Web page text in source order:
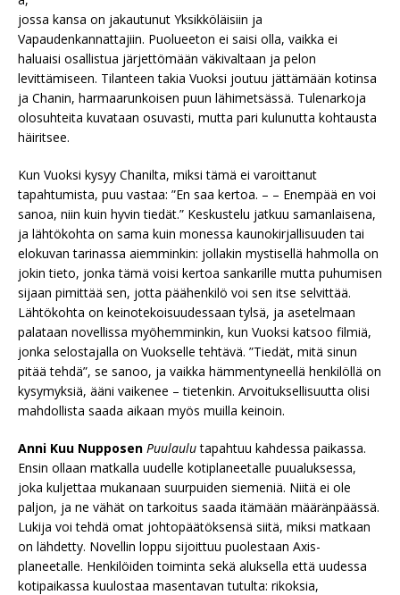
jossa kansa on jakautunut Yksikköläisiin ja
Vapaudenkannattajiin. Puolueeton ei saisi olla, vaikka ei
haluaisi osallistua järjettömään väkivaltaan ja pelon
levittämiseen. Tilanteen takia Vuoksi joutuu jättämään kotinsa
ja Chanin, harmaarunkoisen puun lähimetsässä. Tulenarkoja
olosuhteita kuvataan osuvasti, mutta pari kulunutta kohtausta
häiritsee.
Kun Vuoksi kysyy Chanilta, miksi tämä ei varoittanut
tapahtumista, puu vastaa: ”En saa kertoa. – – Enempää en voi
sanoa, niin kuin hyvin tiedät.” Keskustelu jatkuu samanlaisena,
ja lähtökohta on sama kuin monessa kaunokirjallisuuden tai
elokuvan tarinassa aiemminkin: jollakin mystisellä hahmolla on
jokin tieto, jonka tämä voisi kertoa sankarille mutta puhumisen
sijaan pimittää sen, jotta päähenkilö voi sen itse selvittää.
Lähtökohta on keinotekoisuudessaan tylsä, ja asetelmaan
palataan novellissa myöhemminkin, kun Vuoksi katsoo filmiä,
jonka selostajalla on Vuokselle tehtävä. ”Tiedät, mitä sinun
pitää tehdä”, se sanoo, ja vaikka hämmentyneellä henkilöllä on
kysymyksiä, ääni vaikenee – tietenkin. Arvoituksellisuutta olisi
mahdollista saada aikaan myös muilla keinoin.
Anni Kuu Nupposen Puulaulutapahtuu kahdessa paikassa.
Ensin ollaan matkalla uudelle kotiplaneetalle puualuksessa,
joka kuljettaa mukanaan suurpuiden siemeniä. Niitä ei ole
paljon, ja ne vähät on tarkoitus saada itämään määränpäässä.
Lukija voi tehdä omat johtopäätöksensä siitä, miksi matkaan
on lähdetty. Novellin loppu sijoittuu puolestaan Axis-
planeetalle. Henkilöiden toiminta sekä aluksella että uudessa
kotipaikassa kuulostaa masentavan tutulta: rikoksia,